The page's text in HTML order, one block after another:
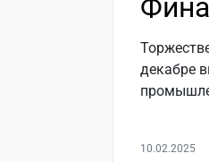
декабре
10.02.2025